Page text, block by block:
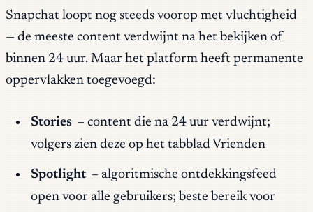
Snapchat loopt nog steeds voorop met vluchtigheid
— de meeste content verdwijnt na het bekijken of
binnen 24 uur. Maar het platform heeft permanente
oppervlakken toegevoegd:
Stories – content die na 24 uur verdwijnt;
volgers zien deze op het tabblad Vrienden
Spotlight – algoritmische ontdekkingsfeed
open voor alle gebruikers; beste bereik voor